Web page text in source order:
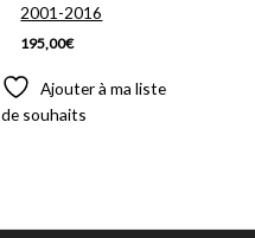
2001-2016
195,00€
Ajouter à ma liste
de souhaits